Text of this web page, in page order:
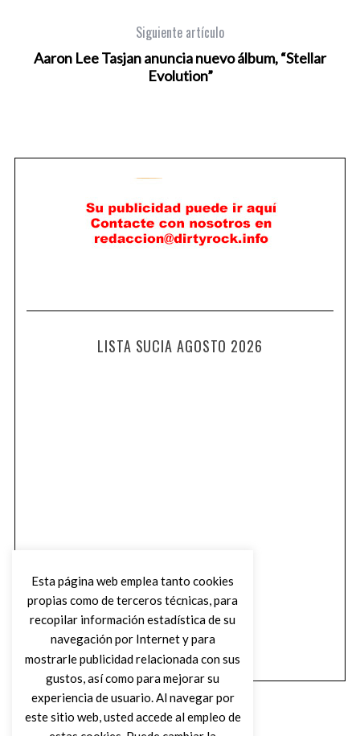
Siguiente artículo
Aaron Lee Tasjan anuncia nuevo álbum, “Stellar
Evolution”
LISTA SUCIA AGOSTO 2026
Esta página web emplea tanto cookies
propias como de terceros técnicas, para
recopilar información estadística de su
navegación por Internet y para
mostrarle publicidad relacionada con sus
gustos, así como para mejorar su
experiencia de usuario. Al navegar por
este sitio web, usted accede al empleo de